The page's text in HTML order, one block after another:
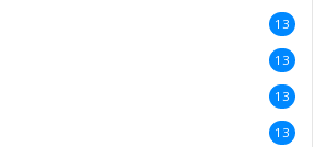
13
13
13
13